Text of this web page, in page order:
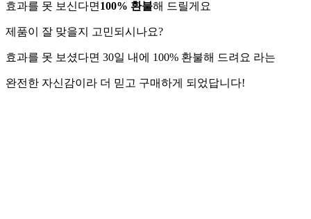
효과를 못 보신다면 100% 환불해 드릴게요
제품이 잘 맞을지 고민되시나요?
효과를 못 보셨다면 30일 내에 100% 환불해 드려요 라는
완전한 자신감이라 더 믿고 구매하게 되었답니다!